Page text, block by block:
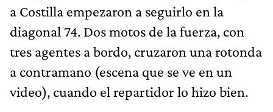
a Costilla empezaron a seguirlo en la
diagonal 74. Dos motos de la fuerza, con
tres agentes a bordo, cruzaron una rotonda
a contramano (escena que se ve en un
video), cuando el repartidor lo hizo bien.